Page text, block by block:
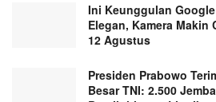
Ini Keunggulan
Elegan, Kamera
12 Agustus
Presiden Prabowo
Besar TNI: 2.500